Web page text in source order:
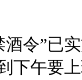
”已实
下午要